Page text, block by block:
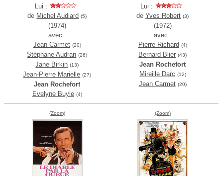
Lui :
de Michel Audiard (5)
(1974)
avec :
Jean Carmet (20)
Stéphane Audran (26)
Jane Birkin (13)
Jean-Pierre Marielle (27)
Jean Rochefort
Evelyne Buyle (4)
Lui :
deYves Robert (3)
(1972)
avec :
Pierre Richard (4)
Bernard Blier (43)
Jean Rochefort
Mireille Darc (12)
Jean Carmet (20)
(Zoom) (Zoom)